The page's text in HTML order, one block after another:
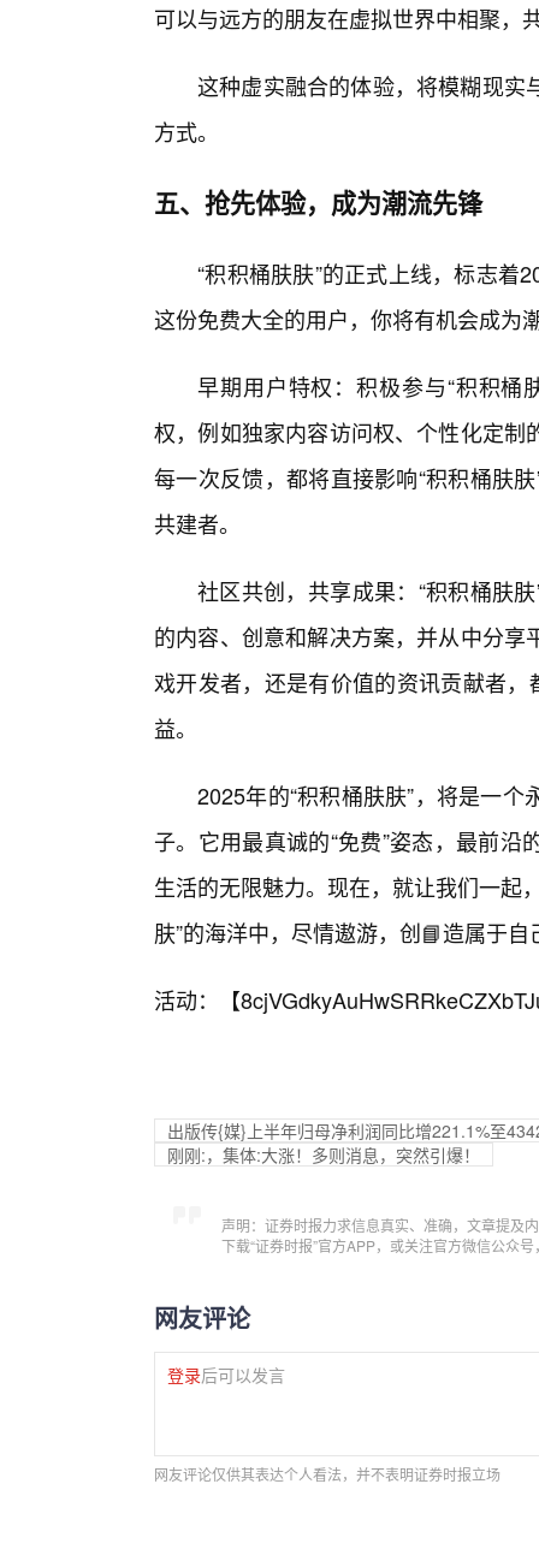
可以与远方的朋友在虚拟世界中相聚，
这种虚实融合的体验，将模糊现实
方式。
五、抢先体验，成为潮流先锋
“积积桶肤肤”的正式上线，标志着
这份免费大全的用户，你将有机会成为
早期用户特权：积极参与“积积桶
权，例如独家内容访问权、个性化定
每一次反馈，都将直接影响“积积桶肤
共建者。
社区共创，共享成果：“积积桶肤
的内容、创意和解决方案，并从中分
戏开发者，还是有价值的资讯贡献者
益。
2025年的“积积桶肤肤”，将是一
子。它用最真诚的“免费”姿态，最前
生活的无限魅力。现在，就让我们一起
肤”的海洋中，尽情遨游，创📘造属于
活动：【
出版传{媒}上半年归母净利润同比增221.1%至
刚刚:，集体:大涨！多则消息，突然引爆！
声明：证券时报力求信息真实、准确，文章提及
下载“证券时报”官方APP，或关注官方微信公众
网友评论
登录后可以发言
网友评论仅供其表达个人看法，并不表明证券时报立场